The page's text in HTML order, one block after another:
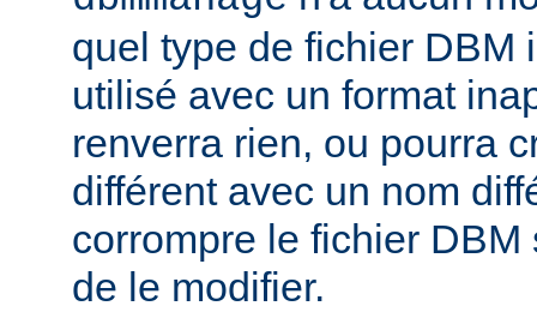
quel type de fichier DBM
utilisé avec un format
renverra rien, ou pourra
différent avec un nom
corrompre le fichier
de le modifier.